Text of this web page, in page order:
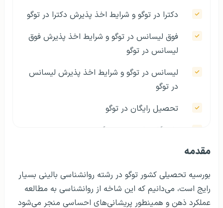
دکترا در توگو و شرایط اخذ پذیرش دکترا در توگو
فوق لیسانس در توگو و شرایط اخذ پذیرش فوق
لیسانس در توگو
لیسانس در توگو و شرایط اخذ پذیرش لیسانس
در توگو
تحصیل رایگان در توگو
دانشگاه های برتر در توگو
دانشگاه های مورد تایید وزارت علوم در توگو
خدمات بانکی و مالی برای دانشجویان در توگو
مقدمه
بورسیه تحصیلی کشور توگو در رشته روانشناسی بالینی بسیار
رایج است، می‌دانیم که این شاخه از روانشناسی به مطالعه
عملکرد ذهن و همینطور پریشانی‌های احساسی منجر می‌شود